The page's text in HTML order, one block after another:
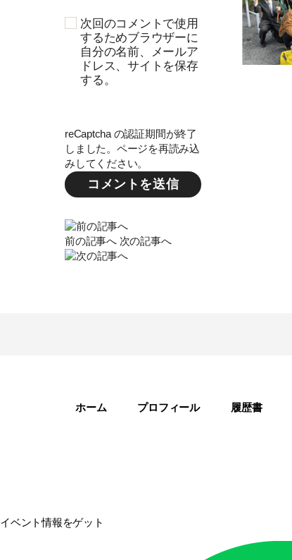
次回のコメントで使用
するためブラウザーに
自分の名前、メールア
ドレス、サイトを保存
する。
reCaptcha の認証期間が終了
しました。ページを再読み込
みしてください。
前の記事へ 次の記事へ
ホーム プロフィール 履歴書
イベント情報をゲット